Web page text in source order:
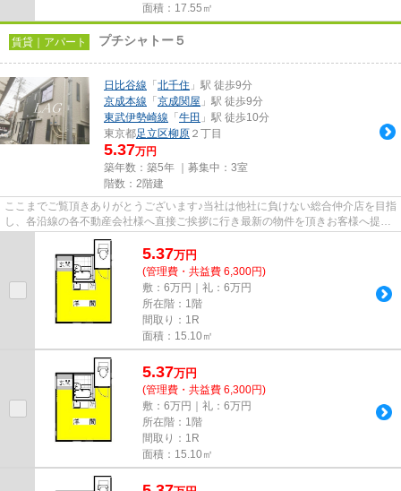
面積：17.55㎡
賃貸｜アパート プチシャトー５
日比谷線 「 北千住 」駅 徒歩9分
京成本線 「 京成関屋 」駅 徒歩9分
東武伊勢崎線 「 牛田 」駅 徒歩10分
東京都足立区柳原 ２丁目
5.37万円
築年数：築5年 ｜募集中： 3室
階数：2階建
ここまでご覧頂きありがとうございます♪当社は他社に負けない総合仲介店を目指
し、各沿線の各不動産会社様へ直接ご挨拶に行き最新の物件を頂きお客様へ提供
しております！最新の情報は...
5.37万円
(管理費・共益費 6,300円)
敷：6万円｜礼：6万円
所在階：1階
間取り：1R
面積：15.10㎡
5.37万円
(管理費・共益費 6,300円)
敷：6万円｜礼：6万円
所在階：1階
間取り：1R
面積：15.10㎡